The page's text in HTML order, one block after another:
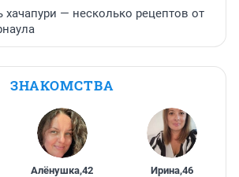
хачапури — несколько рецептов от
ЗНАКОМСТВА
Алёнушка,42 Ирина,46